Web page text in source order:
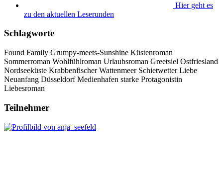
Hier geht es
zu den aktuellen Leserunden
Schlagworte
Found Family Grumpy-meets-Sunshine Küstenroman
Sommerroman Wohlfühlroman Urlaubsroman Greetsiel Ostfriesland
Nordseeküste Krabbenfischer Wattenmeer Schietwetter Liebe
Neuanfang Düsseldorf Medienhafen starke Protagonistin
Liebesroman
Teilnehmer